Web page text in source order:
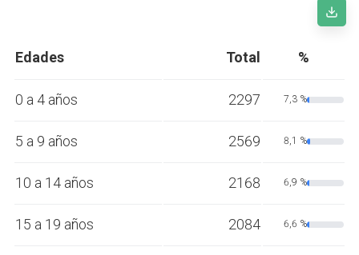
Edades Total %
0 a 4 años 2297 7,3 %
5 a 9 años 2569 8,1 %
10 a 14 años 2168 6,9 %
15 a 19 años 2084 6,6 %